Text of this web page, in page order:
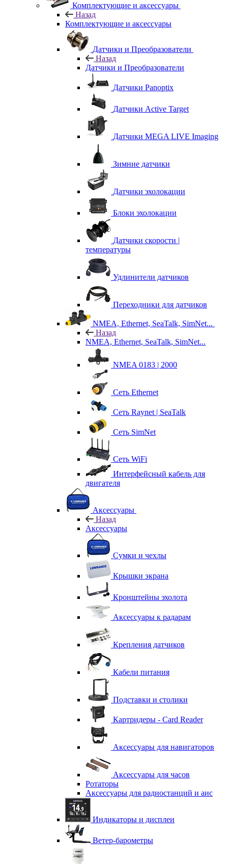
Комплектующие и аксессуары
Назад
Комплектующие и аксессуары
Датчики и Преобразователи
Назад
Датчики и Преобразователи
Датчики Panoptix
Датчики Active Target
Датчики MEGA LIVE Imaging
Зимние датчики
Датчики эхолокации
Блоки эхолокации
Датчики скорости |
температуры
Удлинители датчиков
Переходники для датчиков
NMEA, Ethernet, SeaTalk, SimNet...
Назад
NMEA, Ethernet, SeaTalk, SimNet...
NMEA 0183 | 2000
Сеть Ethernet
Сеть Raynet | SeaTalk
Сеть SimNet
Сеть WiFi
Интерфейсный кабель для
двигателя
Аксессуары
Назад
Аксессуары
Сумки и чехлы
Крышки экрана
Кронштейны эхолота
Аксессуары к радарам
Крепления датчиков
Кабели питания
Подставки и столики
Картридеры - Card Reader
Аксессуары для навигаторов
Аксессуары для часов
Ротаторы
Аксессуары для радиостанций и аис
Индикаторы и дисплеи
Ветер-барометры